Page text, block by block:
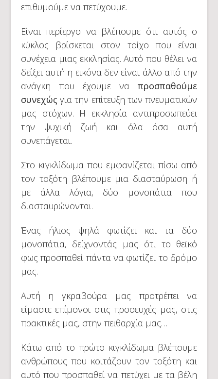
επιθυμούμε να πετύχουμε.
Είναι περίεργο να βλέπουμε ότι αυτός ο
κύκλος βρίσκεται στον τοίχο που είναι
συνέχεια μιας εκκλησίας. Αυτό που θέλει να
δείξει αυτή η εικόνα δεν είναι άλλο από την
ανάγκη που έχουμε να προσπαθούμε
συνεχώς για την επίτευξη των πνευματικών
μας στόχων. Η εκκλησία αντιπροσωπεύει
την ψυχική ζωή και όλα όσα αυτή
συνεπάγεται.
Στο κιγκλίδωμα που εμφανίζεται πίσω από
τον τοξότη βλέπουμε μια διασταύρωση ή
με άλλα λόγια, δύο μονοπάτια που
διασταυρώνονται.
Ένας ήλιος ψηλά φωτίζει και τα δύο
μονοπάτια, δείχνοντάς μας ότι το θεϊκό
φως προσπαθεί πάντα να φωτίζει το δρόμο
μας.
Αυτή η γκραβούρα μας προτρέπει να
είμαστε επίμονοι στις προσευχές μας, στις
πρακτικές μας, στην πειθαρχία μας…
Κάτω από το πρώτο κιγκλίδωμα βλέπουμε
ανθρώπους που κοιτάζουν τον τοξότη και
αυτό που προσπαθεί να πετύχει με τα βέλη